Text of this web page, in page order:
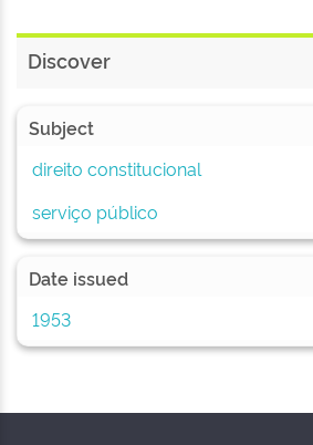
Discover
Subject
direito constitucional
serviço público
Date issued
1953